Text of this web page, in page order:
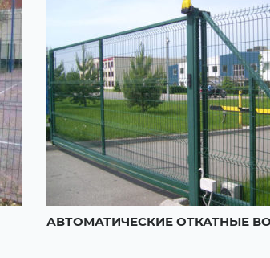
АВТОМАТИЧЕСКИЕ ОТКАТНЫЕ